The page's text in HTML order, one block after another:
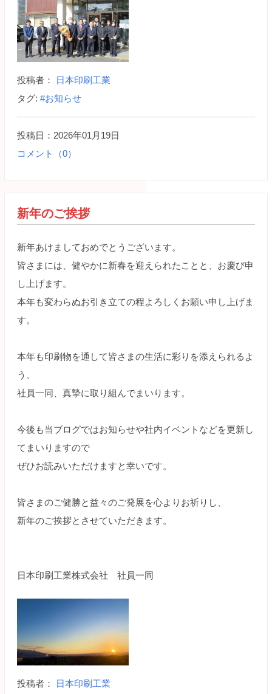
投稿者：
日本印刷工業
タグ: #お知らせ
投稿日：2026年01月19日
コメント（0）
新年のご挨拶
新年あけましておめでとうございます。
皆さまには、健やかに新春を迎えられたことと、お慶び申
し上げます。
本年も変わらぬお引き立ての程よろしくお願い申し上げま
す。
本年も印刷物を通して皆さまの生活に彩りを添えられるよ
う、
社員一同、真摯に取り組んでまいります。
今後も当ブログではお知らせや社内イベントなどを更新し
てまいりますので
ぜひお読みいただけますと幸いです。
皆さまのご健勝と益々のご発展を心よりお祈りし、
新年のご挨拶とさせていただきます。
日本印刷工業株式会社 社員一同
投稿者： 日本印刷工業